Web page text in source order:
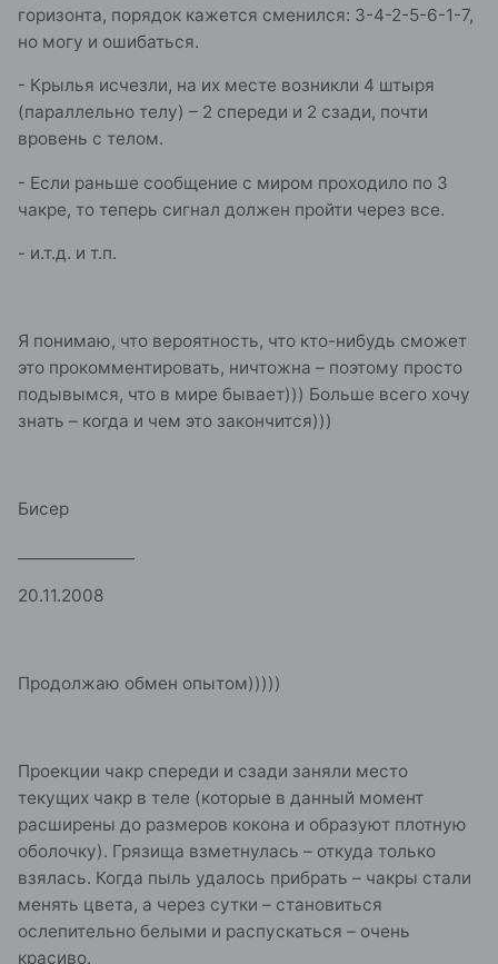
горизонта, порядок кажется сменился: 3-4-2-5-6-1-7,
но могу и ошибаться.
- Крылья исчезли, на их месте возникли 4 штыря
(параллельно телу) – 2 спереди и 2 сзади, почти
вровень с телом.
- Если раньше сообщение с миром проходило по 3
чакре, то теперь сигнал должен пройти через все.
- и.т.д. и т.п.
Я понимаю, что вероятность, что кто-нибудь сможет
это прокомментировать, ничтожна – поэтому просто
подывымся, что в мире бывает))) Больше всего хочу
знать – когда и чем это закончится)))
Бисер
20.11.2008
Продолжаю обмен опытом)))))
Проекции чакр спереди и сзади заняли место
текущих чакр в теле (которые в данный момент
расширены до размеров кокона и образуют плотную
оболочку). Грязища взметнулась – откуда только
взялась. Когда пыль удалось прибрать – чакры стали
менять цвета, а через сутки – становиться
ослепительно белыми и распускаться – очень
красиво.